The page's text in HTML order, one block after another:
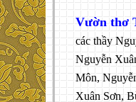
Vườn thơ
các thầy
Nguyễn
Môn,
Xuân Sơn,